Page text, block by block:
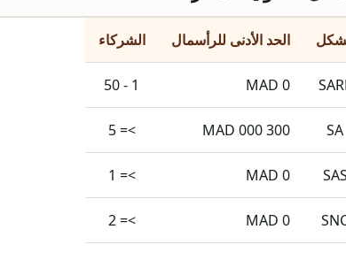
الحد الأدنى للرأسمال الشركاء
0 MAD
1 - 50
SA
300 000 MAD
>= 5
SAS
0 MAD
>= 1
0 MAD
>= 2